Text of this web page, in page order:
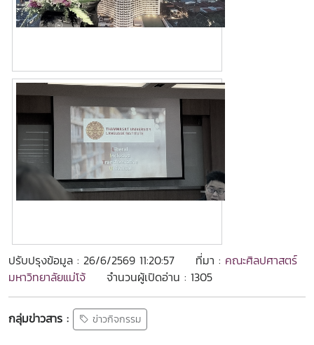
ปรับปรุงข้อมูล : 26/6/2569 11:20:57 ที่มา : คณะศิลปศาสตร์
มหาวิทยาลัยแม่โจ้
จำนวนผู้เปิดอ่าน : 1305
กลุ่มข่าวสาร : ข่าวกิจกรรม